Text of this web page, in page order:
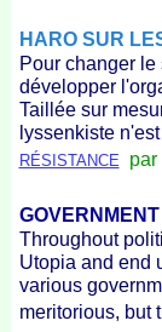
HARO SUR
Pour changer
développer
Taillée sur
lyssenkiste
RÉSISTANCE par
Throughout
Utopia and end
various
meritorious, but